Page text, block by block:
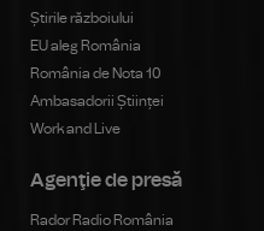
Știrile războiului
EU aleg România
România de Nota 10
Ambasadorii Științei
Work and Live
Agenţie de presă
Rador Radio România